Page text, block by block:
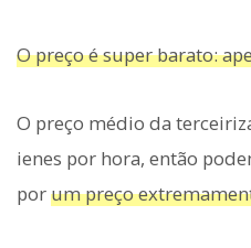
O preço é super barato:
O preço médio da
ienes por hora, então
porum preço